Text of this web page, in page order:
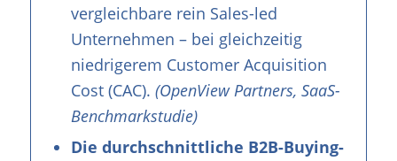
vergleichbare rein Sales-led
Unternehmen – bei gleichzeitig
niedrigerem Customer Acquisition
Cost (CAC). (OpenView Partners, SaaS-
Benchmarkstudie)
Die durchschnittliche B2B-Buying-